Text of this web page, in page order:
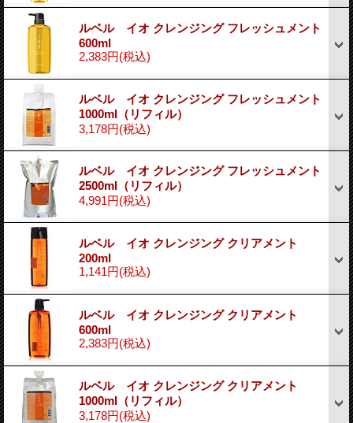
ルベル イオ クレンジング フレッシュメント
600ml
2,383円(税込)
ルベル イオ クレンジング フレッシュメント
1000ml（リフィル）
3,178円(税込)
ルベル イオ クレンジング フレッシュメント
2500ml（リフィル）
4,991円(税込)
ルベル イオ クレンジング クリアメント
200ml
1,141円(税込)
ルベル イオ クレンジング クリアメント
600ml
2,383円(税込)
ルベル イオ クレンジング クリアメント
1000ml（リフィル）
3,178円(税込)